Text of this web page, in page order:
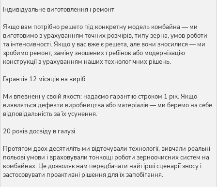
Індивідуальне виготовлення і ремонт
Якщо вам потрібно решето під конкретну модель комбайна — ми
виготовимо з урахуванням точних розмірів, типу зерна, умов роботи
та інтенсивності. Якщо у вас вже є решета, але вони зносилися — ми
зробимо ремонт, заміну зношених гребінок або модернізацію
конструкції з урахуванням наших технологічних рішень.
Гарантія 12 місяців на виріб
Ми впевнені у своїй якості: надаємо гарантію строком 1 рік. Якщо
виявляться дефекти виробництва або матеріалів — ми беремо на себе
відповідальність за їх усунення.
20 років досвіду в галузі
Протягом двох десятиліть ми відточували технології, вивчали реальні
польові умови і враховували тонкощі роботи зерноочисних систем на
комбайнах. Це дозволяє нам передбачати найгірші сценарії зносу і
застосовувати проактивні рішення для їх запобігання.